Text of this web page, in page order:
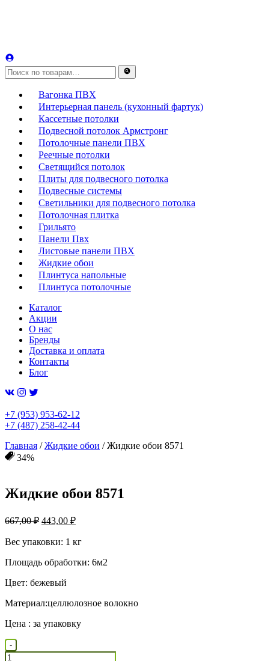
Вагонка ПВХ
Интерьерная панель (кухонный фартук)
Кассетные потолки
Подвесной потолок Армстронг
Потолочные панели ПВХ
Реечные потолки
Светящийся потолок
Плиты для подвесного потолка
Подвесные системы
Светильники для подвесного потолка
Потолочная плитка
Грильято
Панели Пвх
Листовые панели ПВХ
Жидкие обои
Плинтуса напольные
Плинтуса потолочные
Каталог
Акции
О нас
Бренды
Доставка и оплата
Контакты
Блог
+7 (953) 953-62-12
+7 (487) 258-42-44
Главная /Жидкие обои / Жидкие обои 8571
34%
Жидкие обои 8571
667,00₽ Первоначальная
составляла
443,00 ₽Текущая
443,00 ₽.
Вес упаковки: 1 кг
Площадь обработки: 6м2
Цвет: бежевый
Материал:целлюлозное волокно
Цена : за упаковку
Количество
товара
-